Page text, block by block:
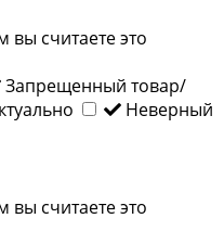
считаете это
Запрещенный товар/
Неверный
считаете это